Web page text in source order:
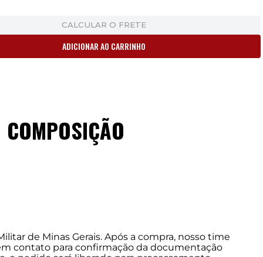
CALCULAR O FRETE
ADICIONAR AO CARRINHO
COMPOSIÇÃO
de Minas Gerais. Após a compra, nosso time
contato para confirmação da documentação